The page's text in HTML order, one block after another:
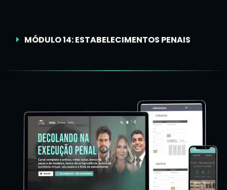
MÓDULO 14: ESTABELECIMENTOS PENAIS